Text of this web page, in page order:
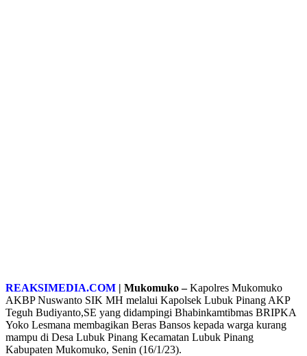
REAKSIMEDIA.COM | Mukomuko –Kapolres Mukomuko
AKBP Nuswanto SIK MH melalui Kapolsek Lubuk Pinang AKP
Teguh Budiyanto,SE yang didampingi Bhabinkamtibmas BRIPKA
Yoko Lesmana membagikan Beras Bansos kepada warga kurang
mampu di Desa Lubuk Pinang Kecamatan Lubuk Pinang
Kabupaten Mukomuko, Senin (16/1/23).